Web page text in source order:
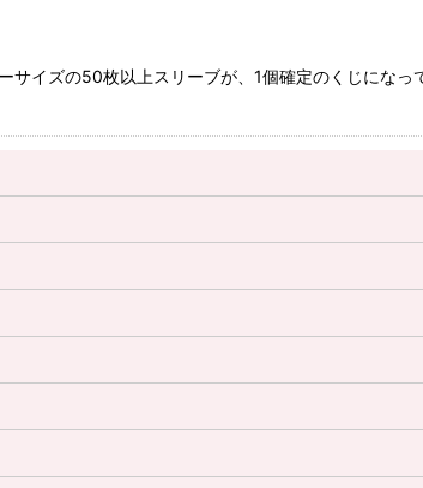
サイズの50枚以上スリーブが、1個確定のくじにな